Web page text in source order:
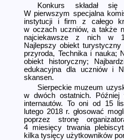
Konkurs składał
W pierwszym specjalna
instytucji i firm z całego
w oczach uczniów, a także
najciekawsze z nich w
Najlepszy obiekt
przyroda, Technika i nauka;
obiekt historyczny;
edukacyjna dla uczniów i
skansen.
Sierpeckie muzeum
w dwóch ostatnich. Później
internautów. To oni od 15
lutego 2018 r. głosować
poprzez stronę
4 miesięcy trwania
kilka tysięcy użytkowników